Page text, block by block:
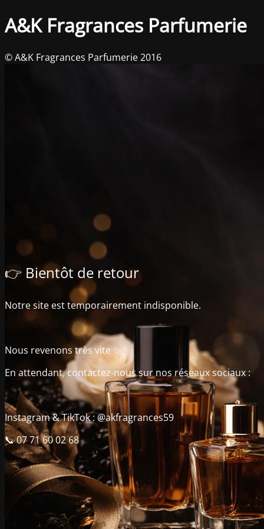
A&K Fragrances Parfumerie
👉 Bientôt de retour
Notre site est temporairement indisponible.
Nous revenons très vite ✨
En attendant, contactez-nous sur nos réseaux sociaux :
Instagram & TikTok : @akfragrances59
📞 07 71 60 02 68
© A&K Fragrances Parfumerie 2016